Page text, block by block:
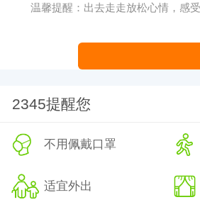
温馨提醒：出去走走放松心情，感
2345提醒您
不用佩戴口罩
适宜外出